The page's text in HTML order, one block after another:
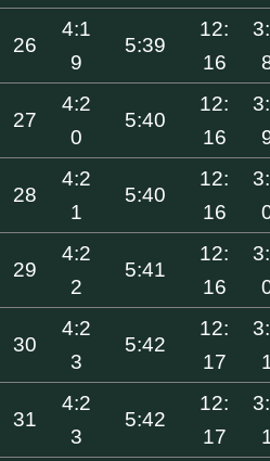
26
4:1
9
5:39
12:
16
27
4:2
0
5:40
12:
16
28
4:2
1
5:40
12:
16
29
4:2
2
5:41
12:
16
30
4:2
3
5:42
12:
17
31
4:2
3
5:42
12:
17